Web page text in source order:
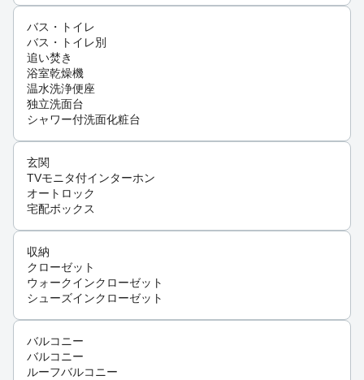
バス・トイレ
バス・トイレ別
追い焚き
浴室乾燥機
温水洗浄便座
独立洗面台
シャワー付洗面化粧台
玄関
TVモニタ付インターホン
オートロック
宅配ボックス
収納
クローゼット
ウォークインクローゼット
シューズインクローゼット
バルコニー
バルコニー
ルーフバルコニー